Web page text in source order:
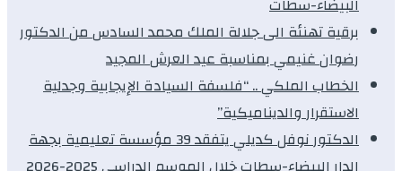
برقية تهنئة الى جلالة الملك محمد السادس من الدكتور
رضوان غنيمي بمناسبة عيد العرش المجيد
الخطاب الملكي .. “فلسفة السيادة الإيجابية وجدلية
الاستقرار والديناميكية”
الدكتور نوفل كديلي يتفقد 39 مؤسسة تعليمية بجهة